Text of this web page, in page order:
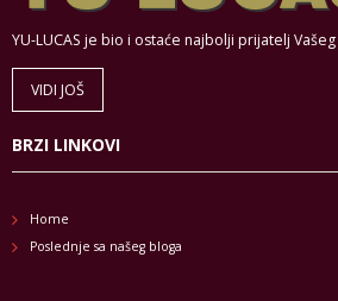
YU-LUCAS je bio i ostaće najbolji prijatelj
VIDI JOŠ
BRZI LINKOVI
Home
Poslednje sa našeg bloga